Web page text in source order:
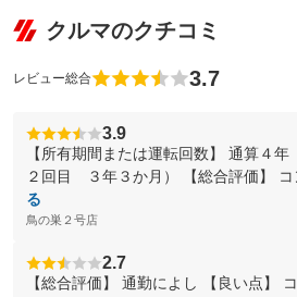
クルマのクチコミ
レビュー総合 3.7
3.9
【所有期間または運転回数】 通算４
２回目 ３年３か月） 【総合評価】 コ
る
鳥の巣２号店
2.7
【総合評価】 通勤によし 【良い点】